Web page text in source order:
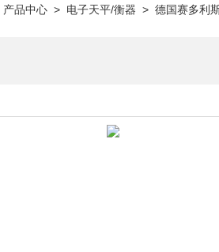
产品中心 > 电子天平/衡器 > 德国赛多利